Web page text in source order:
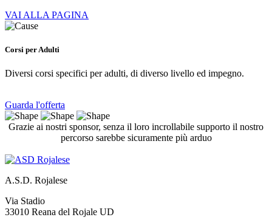
VAI ALLA PAGINA
Corsi per Adulti
Diversi corsi specifici per adulti, di diverso livello ed impegno.
Guarda l'offerta
Grazie ai nostri sponsor, senza il loro incrollabile supporto il nostro
percorso sarebbe sicuramente più arduo
A.S.D. Rojalese
Via Stadio
33010 Reana del Rojale UD